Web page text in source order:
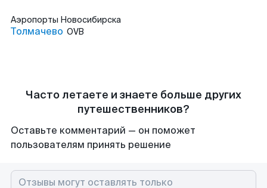
Аэропорты Новосибирска
Толмачево OVB
Часто летаете и знаете больше других
путешественников?
Оставьте комментарий — он поможет
пользователям принять решение